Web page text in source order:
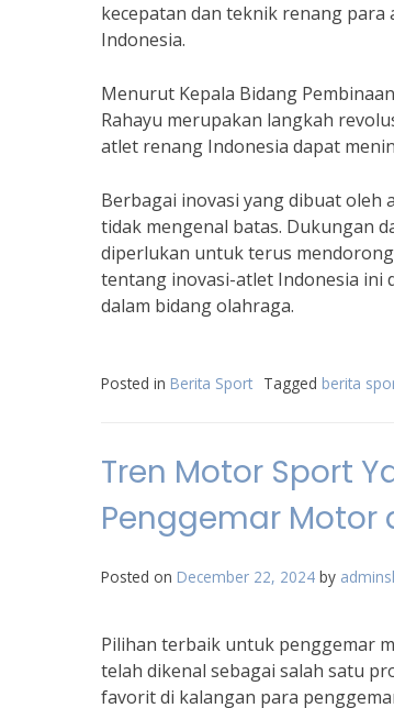
kecepatan dan teknik renang
Indonesia.
Menurut Kepala Bidang
Rahayu merupakan langkah
atlet renang Indonesia dapat
Berbagai inovasi yang dibuat oleh
tidak mengenal batas. Dukungan
diperlukan untuk terus
tentang inovasi-atlet Indonesia ini
dalam bidang olahraga.
Posted in Berita Sport Tagged berita
Tren Motor Sport
Penggemar Motor
Posted on December 22, 2024 by
Pilihan terbaik untuk penggemar
telah dikenal sebagai salah satu
favorit di kalangan para